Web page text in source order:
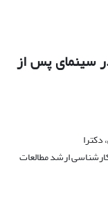
سینمای پس از
ارشد مطالعات